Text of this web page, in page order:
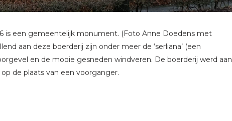
is een gemeentelijk monument. (Foto Anne Doedens met
aan deze boerderij zijn onder meer de ‘serliana’ (een
en de mooie gesneden windveren. De boerderij werd aan
de plaats van een voorganger.